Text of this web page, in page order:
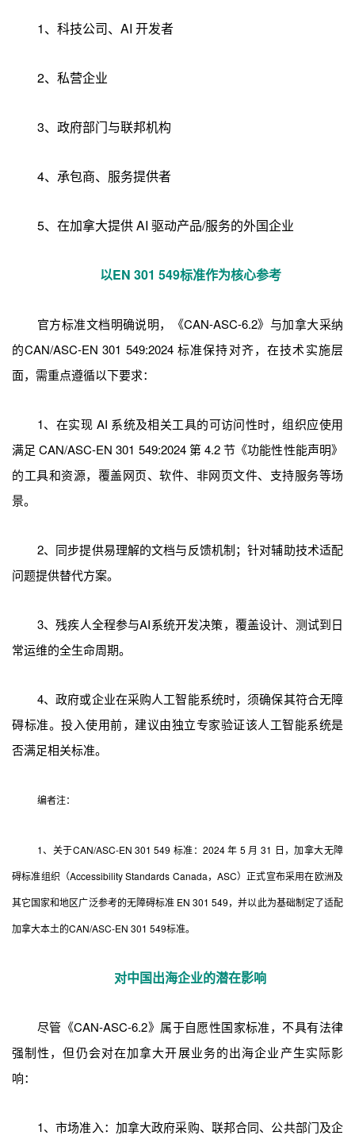
1、科技公司、AI 开发者
2、私营企业
3、政府部门与联邦机构
4、承包商、服务提供者
5、在加拿大提供 AI 驱动产品/服务的外国企业
以EN 301 549标准作为核心参考
官方标准文档明确说明，《CAN-ASC-6.2》与加拿大采纳
的CAN/ASC-EN 301 549:2024 标准保持对齐，在技术实施层
面，需重点遵循以下要求：
1、在实现 AI 系统及相关工具的可访问性时，组织应使用
满足 CAN/ASC-EN 301 549:2024 第 4.2 节《功能性性能声明》
的工具和资源，覆盖网页、软件、非网页文件、支持服务等场
景。
2、同步提供易理解的文档与反馈机制；针对辅助技术适配
问题提供替代方案。
3、残疾人全程参与AI系统开发决策，覆盖设计、测试到日
常运维的全生命周期。
4、政府或企业在采购人工智能系统时，须确保其符合无障
碍标准。投入使用前，建议由独立专家验证该人工智能系统是
否满足相关标准。
编者注：
1、关于CAN/ASC-EN 301 549 标准：2024 年 5 月 31 日，加拿大无障
碍标准组织（Accessibility Standards Canada，ASC）正式宣布采用在欧洲及
其它国家和地区广泛参考的无障碍标准 EN 301 549，并以此为基础制定了适配
加拿大本土的CAN/ASC-EN 301 549标准。
对中国出海企业的潜在影响
尽管《CAN-ASC-6.2》属于自愿性国家标准，不具有法律
强制性，但仍会对在加拿大开展业务的出海企业产生实际影
响：
1、市场准入：加拿大政府采购、联邦合同、公共部门及企